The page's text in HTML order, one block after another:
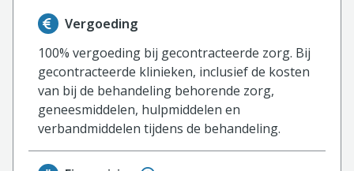
Informatie over de vergoeding van de
Vergoeding
100% vergoeding bij gecontracteerde zorg. Bij
gecontracteerde klinieken, inclusief de kosten
van bij de behandeling behorende zorg,
geneesmiddelen, hulpmiddelen en
verbandmiddelen tijdens de behandeling.